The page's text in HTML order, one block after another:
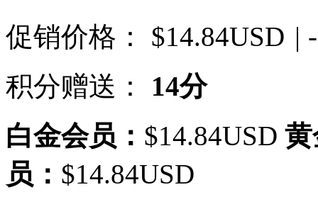
促销价格： $14.84USD |
积分赠送：
14分
白金会员： $14.84USD
员： $14.84USD